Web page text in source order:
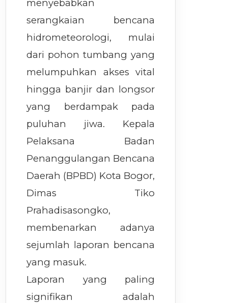
menyebabkan
serangkaian bencana
hidrometeorologi, mulai
dari pohon tumbang yang
melumpuhkan akses vital
hingga banjir dan longsor
yang berdampak pada
puluhan jiwa. Kepala
Pelaksana Badan
Penanggulangan Bencana
Daerah (BPBD) Kota Bogor,
Dimas Tiko
Prahadisasongko,
membenarkan adanya
sejumlah laporan bencana
yang masuk.
Laporan yang paling
signifikan adalah